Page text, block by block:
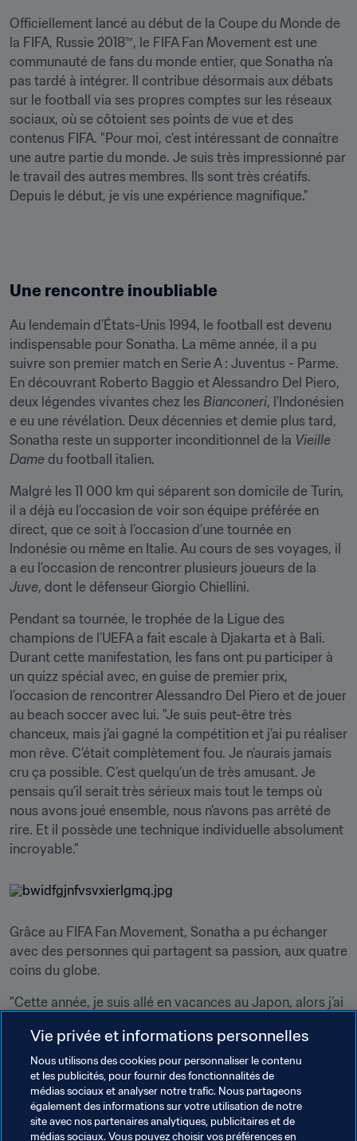
Officiellement lancé au début de la Coupe du Monde de
la FIFA, Russie 2018™, le FIFA Fan Movement est une
communauté de fans du monde entier, que Sonatha n’a
pas tardé à intégrer. Il contribue désormais aux débats
sur le football via ses propres comptes sur les réseaux
sociaux, où se côtoient ses points de vue et des
contenus FIFA. "Pour moi, c’est intéressant de connaître
une autre partie du monde. Je suis très impressionné par
le travail des autres membres. Ils sont très créatifs.
Depuis le début, je vis une expérience magnifique."
Une rencontre inoubliable
Au lendemain d’États-Unis 1994, le football est devenu
indispensable pour Sonatha. La même année, il a pu
suivre son premier match en Serie A : Juventus - Parme.
En découvrant Roberto Baggio et Alessandro Del Piero,
deux légendes vivantes chez les Bianconeri, l'Indonésien
e eu une révélation. Deux décennies et demie plus tard,
Sonatha reste un supporter inconditionnel de la Vieille
Dame du football italien.
Malgré les 11 000 km qui séparent son domicile de Turin,
il a déjà eu l’occasion de voir son équipe préférée en
direct, que ce soit à l’occasion d’une tournée en
Indonésie ou même en Italie. Au cours de ses voyages, il
Juve, dont le défenseur Giorgio Chiellini.
Pendant sa tournée, le trophée de la Ligue des
champions de l’UEFA a fait escale à Djakarta et à Bali.
Durant cette manifestation, les fans ont pu participer à
un quizz spécial avec, en guise de premier prix,
l’occasion de rencontrer Alessandro Del Piero et de jouer
au beach soccer avec lui. "Je suis peut-être très
chanceux, mais j’ai gagné la compétition et j’ai pu réaliser
mon rêve. C’était complètement fou. Je n’aurais jamais
cru ça possible. C’est quelqu’un de très amusant. Je
pensais qu’il serait très sérieux mais tout le temps où
nous avons joué ensemble, nous n’avons pas arrêté de
rire. Et il possède une technique individuelle absolument
incroyable."
Grâce au FIFA Fan Movement, Sonatha a pu échanger
avec des personnes qui partagent sa passion, aux quatre
coins du globe.
"Cette année, je suis allé en vacances au Japon, alors j’ai
Nous nous sommes retrouvés et nous avons vu un
match ensemble à Tokyo. Tout le monde dit que le
football rassemble, non ? Nous ne nous connaissions pas
mais grâce au football, nous avons pu communiquer et
devenir amis."
Vie privée et informations personnelles
Nous utilisons des cookies pour personnaliser le contenu
et les publicités, pour fournir des fonctionnalités de
médias sociaux et analyser notre trafic. Nous partageons
également des informations sur votre utilisation de notre
site avec nos partenaires analytiques, publicitaires et de
médias sociaux. Vous pouvez choisir vos préférences en